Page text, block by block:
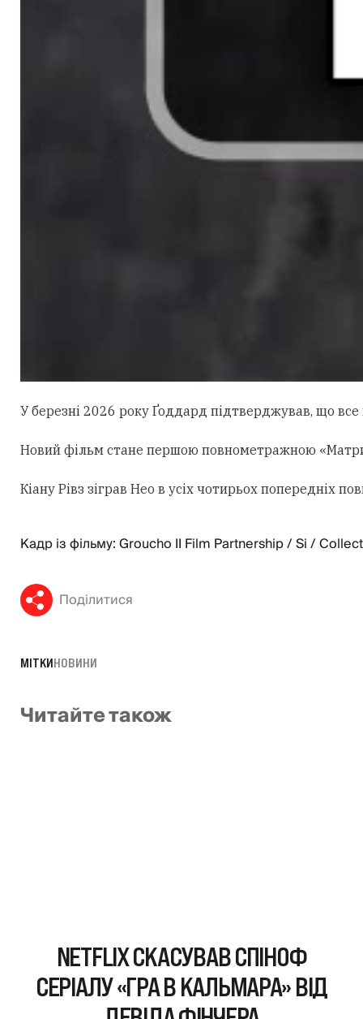
У березні 2026 року Ґоддард підтверджував, що все
Новий фільм стане першою повнометражною
Кіану Рівз зіграв Нео в усіх чотирьох попередніх
Кадр із фільму: Groucho II Film Partnership / Si /
Поділитися
МІТКИНОВИНИ
Читайте також
NETFLIX СКАСУВАВ СПІНОФ
СЕРІАЛУ «ГРА В КАЛЬМАРА» ВІД